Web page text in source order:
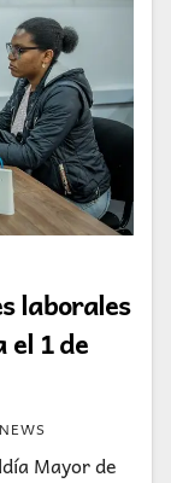
laborales
1 de
Mayor de